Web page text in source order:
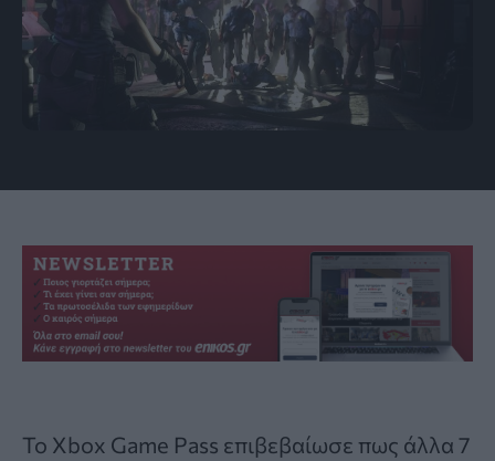
Το Xbox Game Pass επιβεβαίωσε πως άλλα 7